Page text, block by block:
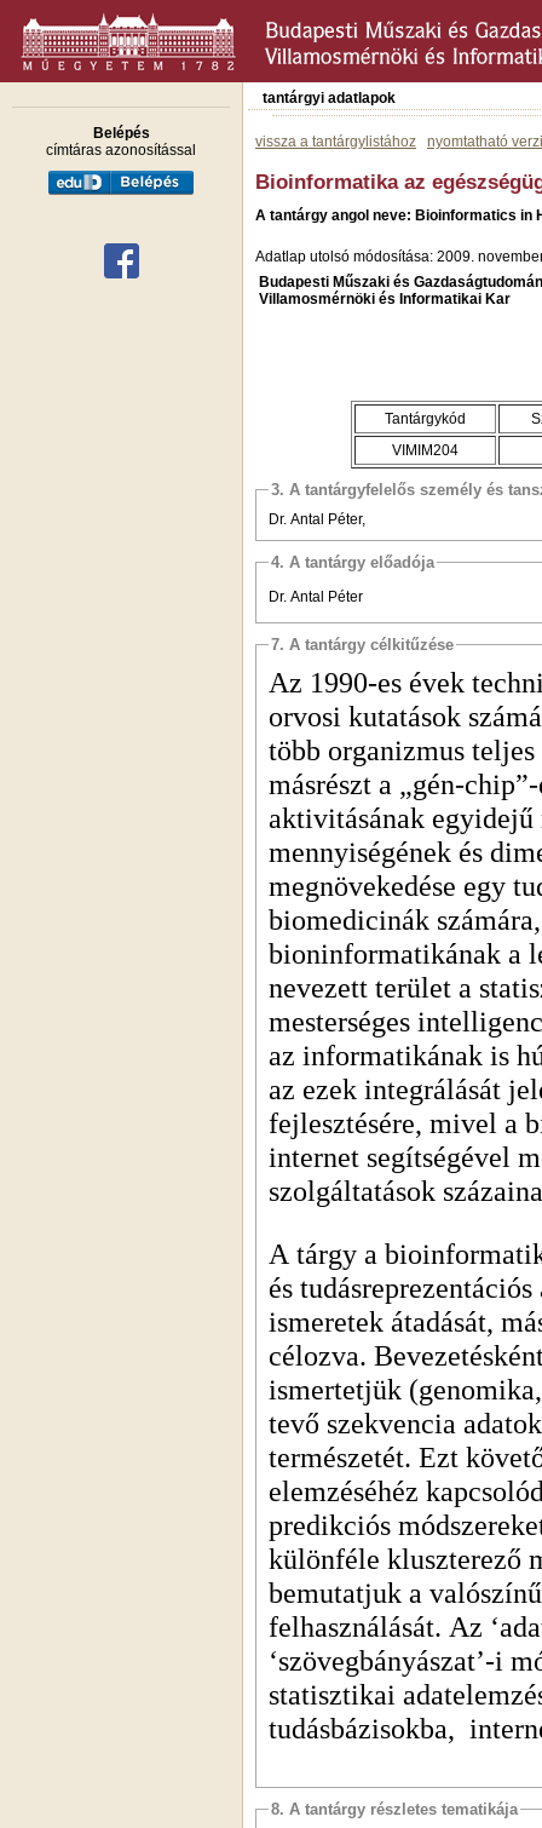
Belépés
címtáras azonosítással
tantárgyi adatlapok
vissza a tantárgylistához nyomtatható
Bioinformatika az
A tantárgy angol neve: Bioinformatics in
Adatlap utolsó módosítása: 2009.
Budapesti Műszaki és
Villamosmérnöki és Informatikai Kar
Tantárgykód
VIMIM204
3. A tantárgyfelelős személy és
Dr. Antal Péter,
4. A tantárgy előadója
Dr. Antal Péter
7. A tantárgy célkitűzése
Az 1990-es évek
orvosi kutatások
több organizmus
másrészt a „gén-
aktivitásának
mennyiségének és
megnövekedése egy
biomedicinák
bioninformatikának a
nevezett terület a
mesterséges
az informatikának is
az ezek integrálását
fejlesztésére, mivel a
internet segítségével
szolgáltatások
A tárgy a
és
ismeretek átadását,
célozva.
ismertetjük
tevő szekvencia
természetét. Ezt
elemzéséhéz
predikciós
különféle kluszterező
bemutatjuk a
felhasználását. Az
‘szövegbányászat’-i
statisztikai
tudásbázisokba,
8. A tantárgy részletes tematikája